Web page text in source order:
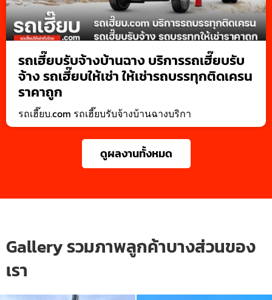
รถเฮี๊ยบรับจ้างบ้านฉาง บริการรถเฮี๊ยบรับ
จ้าง รถเฮี๊ยบให้เช่า ให้เช่ารถบรรทุกติดเครน
ราคาถูก
รถเฮี๊ยบ.com รถเฮี๊ยบรับจ้างบ้านฉางบริกา
ดูผลงานทั้งหมด
Gallery รวมภาพลูกค้าบางส่วนของ
เรา